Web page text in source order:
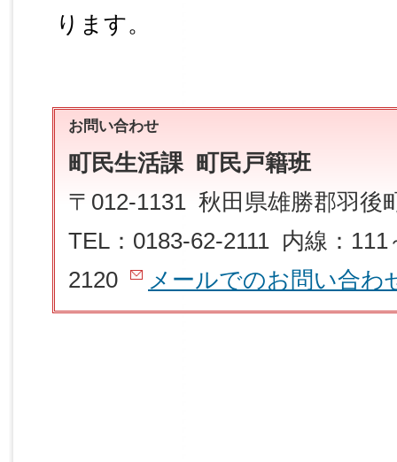
ります。
お問い合わせ
町民生活課 町民戸籍班
〒012-1131 秋田県雄勝郡羽後
TEL：0183-62-2111 内線：
2120
メールでのお問い合わ